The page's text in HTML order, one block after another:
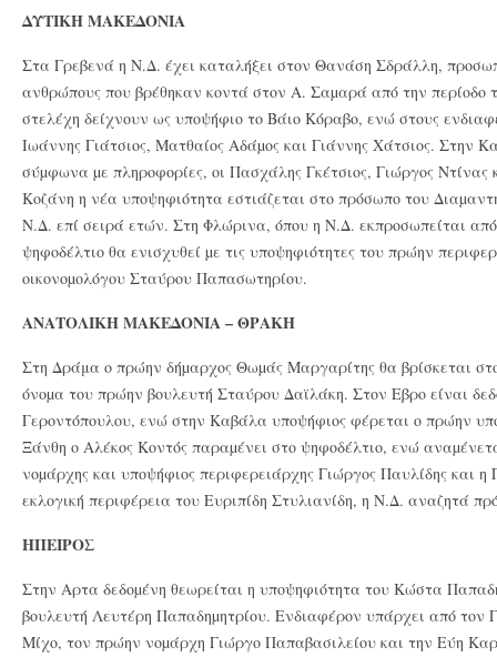
ΔΥΤΙΚΗ ΜΑΚΕΔΟΝΙΑ
Στα Γρεβενά η Ν.Δ. έχει καταλήξει στον Θανάση Σδράλλη,
ανθρώπους που βρέθηκαν κοντά στον Α. Σαµαρά από την περίοδο
στελέχη δείχνουν ως υποψήφιο το Βάιο Κόραβο, ενώ στους
Ιωάννης Γιάτσιος, Ματθαίος Αδάµος και Γιάννης Χάτσιος. Στην
σύµφωνα µε πληροφορίες, οι Πασχάλης Γκέτσιος, Γιώργος
Κοζάνη η νέα υποψηφιότητα εστιάζεται στο πρόσωπο του
Ν.Δ. επί σειρά ετών. Στη Φλώρινα, όπου η Ν.Δ. εκπροσωπείται
ψηφοδέλτιο θα ενισχυθεί µε τις υποψηφιότητες του πρώην
οικονοµολόγου Σταύρου Παπασωτηρίου.
ΑΝΑΤΟΛΙΚΗ ΜΑΚΕΔΟΝΙΑ – ΘΡΑΚΗ
Στη Δράμα ο πρώην δήµαρχος Θωµάς Μαργαρίτης θα βρίσκεται
όνοµα του πρώην βουλευτή Σταύρου Δαϊλάκη. Στον Εβρο είναι
Γεροντόπουλου, ενώ στην Καβάλα υποψήφιος φέρεται ο πρώην
Ξάνθη ο Αλέκος Κοντός παραµένει στο ψηφοδέλτιο, ενώ
νοµάρχης και υποψήφιος περιφερειάρχης Γιώργος Παυλίδης και
εκλογική περιφέρεια του Ευριπίδη Στυλιανίδη, η Ν.Δ. αναζητά
ΗΠΕΙΡΟΣ
Στην Αρτα δεδοµένη θεωρείται η υποψηφιότητα του Κώστα
βουλευτή Λευτέρη Παπαδηµητρίου. Ενδιαφέρον υπάρχει από τον
Μίχο, τον πρώην νοµάρχη Γιώργο Παπαβασιλείου και την Εύη